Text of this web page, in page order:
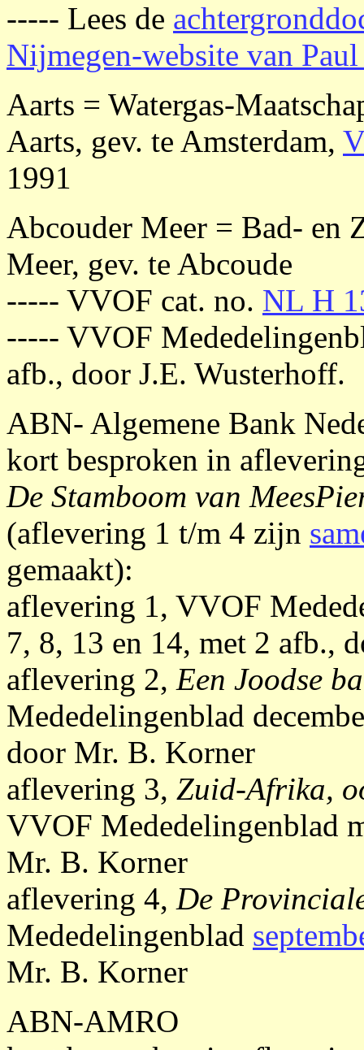
----- Lees de
Nijmegen-website van
Aarts = Watergas-
Aarts, gev. te Amsterdam,
1991
Abcouder Meer = Bad- en
Meer, gev. te Abcoude
----- VVOF cat. no. NL H
----- VVOF
afb., door J.E. Wusterhoff.
ABN- Algemene Bank
kort besproken in
De Stamboom van
(aflevering 1 t/m 4 zijn
gemaakt):
aflevering 1, VVOF
7, 8, 13 en 14, met 2 afb.,
aflevering 2, Een Joodse
Mededelingenblad
door Mr. B. Korner
aflevering 3, Zuid-Afrika,
VVOF Mededelingenblad
Mr. B. Korner
aflevering 4, De
Mededelingenblad
Mr. B. Korner
ABN-AMRO